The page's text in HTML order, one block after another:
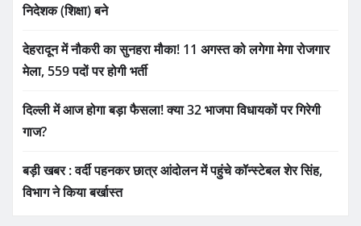
निदेशक (शिक्षा) बने
देहरादून में नौकरी का सुनहरा मौका! 11 अगस्त को लगेगा मेगा रोजगार
मेला, 559 पदों पर होगी भर्ती
दिल्ली में आज होगा बड़ा फैसला! क्या 32 भाजपा विधायकों पर गिरेगी
गाज?
बड़ी खबर : वर्दी पहनकर छात्र आंदोलन में पहुंचे कॉन्स्टेबल शेर सिंह,
विभाग ने किया बर्खास्त